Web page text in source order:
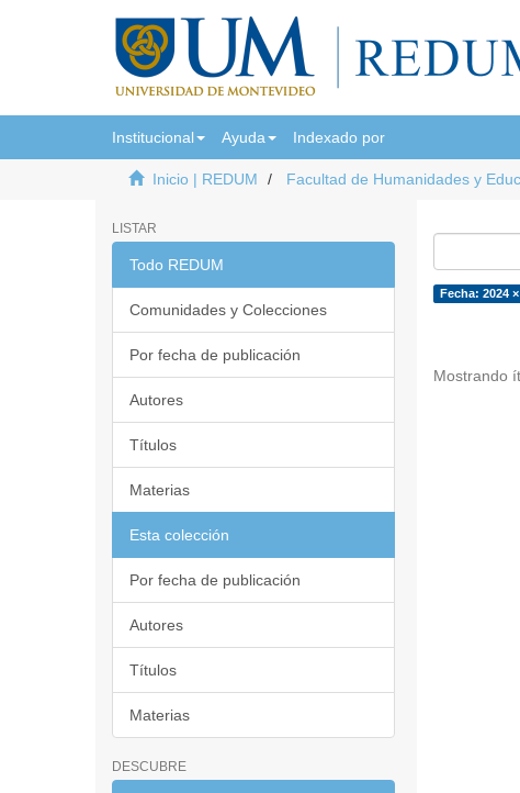
Institucional Ayuda Indexado por
Inicio | REDUM Facultad de Humanidades y
LISTAR
Todo REDUM
Comunidades y Colecciones
Por fecha de publicación
Autores
Títulos
Materias
Esta colección
Por fecha de publicación
Autores
Títulos
Materias
DESCUBRE
Fecha: 2024 ×
Mostrando